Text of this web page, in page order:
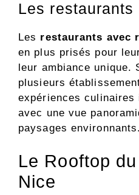
Les
Les restaurants avec
en plus prisés pour
leur ambiance unique.
plusieurs
expériences
avec une vue
paysages environnants.
Le Rooftop
Nice